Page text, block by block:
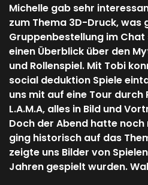
Michelle gab sehr
zum Thema 3D-Druck, was
Gruppenbestellung im
einen Überblick über den
und Rollenspiel. Mit Tobi
social deduktion Spiele
uns mit auf eine Tour durch
L.A.M.A, alles in Bild und
Doch der Abend hatte noch
ging historisch auf das
zeigte uns Bilder von
Jahren gespielt wurden.